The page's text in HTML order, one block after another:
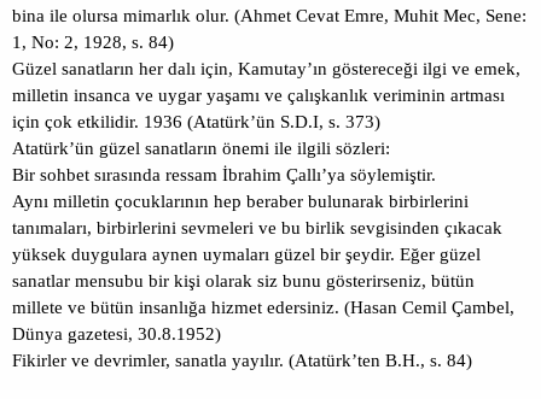
bina ile olursa mimarlık olur. (Ahmet Cevat Emre, Muhit Mec, Sene:
1, No: 2, 1928, s. 84)
Güzel sanatların her dalı için, Kamutay’ın göstereceği ilgi ve emek,
milletin insanca ve uygar yaşamı ve çalışkanlık veriminin artması
için çok etkilidir. 1936 (Atatürk’ün S.D.I, s. 373)
Atatürk’ün güzel sanatların önemi ile ilgili sözleri:
Bir sohbet sırasında ressam İbrahim Çallı’ya söylemiştir.
Aynı milletin çocuklarının hep beraber bulunarak birbirlerini
tanımaları, birbirlerini sevmeleri ve bu birlik sevgisinden çıkacak
yüksek duygulara aynen uymaları güzel bir şeydir. Eğer güzel
sanatlar mensubu bir kişi olarak siz bunu gösterirseniz, bütün
millete ve bütün insanlığa hizmet edersiniz. (Hasan Cemil Çambel,
Dünya gazetesi, 30.8.1952)
Fikirler ve devrimler, sanatla yayılır. (Atatürk’ten B.H., s. 84)